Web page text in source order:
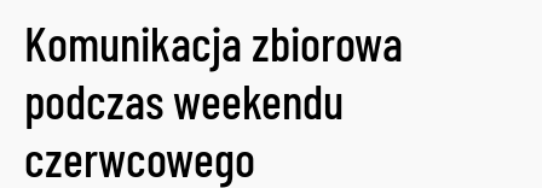
Komunikacja zbiorowa
podczas weekendu
czerwcowego